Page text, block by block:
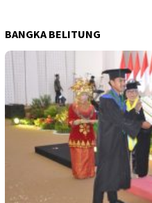
BANGKA BELITUNG